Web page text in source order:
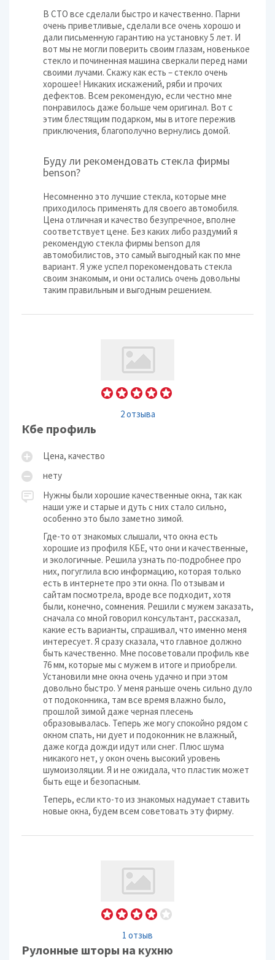
В СТО все сделали быстро и качественно. Парни
очень приветливые, сделали все очень хорошо и
дали письменную гарантию на установку 5 лет. И
вот мы не могли поверить своим глазам, новенькое
стекло и починенная машина сверкали перед нами
своими лучами. Скажу как есть – стекло очень
хорошее! Никаких искажений, ряби и прочих
дефектов. Всем рекомендую, если честно мне
понравилось даже больше чем оригинал. Вот с
этим блестящим подарком, мы в итоге пережив
приключения, благополучно вернулись домой.
Буду ли рекомендовать стекла фирмы
benson?
Несомненно это лучшие стекла, которые мне
приходилось применять для своего автомобиля.
Цена отличная и качество безупречное, вполне
соответствует цене. Без каких либо раздумий я
рекомендую стекла фирмы benson для
автомобилистов, это самый выгодный как по мне
вариант. Я уже успел порекомендовать стекла
своим знакомым, и они остались очень довольны
таким правильным и выгодным решением.
2 отзыва
Кбе профиль
Цена, качество
нету
Нужны были хорошие качественные окна, так как
наши уже и старые и дуть с них стало сильно,
особенно это было заметно зимой.
Где-то от знакомых слышали, что окна есть
хорошие из профиля КБЕ, что они и качественные,
и экологичные. Решила узнать по-подробнее про
них, погуглила всю информацию, которая только
есть в интернете про эти окна. По отзывам и
сайтам посмотрела, вроде все подходит, хотя
были, конечно, сомнения. Решили с мужем заказать,
сначала со мной говорил консультант, рассказал,
какие есть варианты, спрашивал, что именно меня
интересует. Я сразу сказала, что главное должно
быть качественно. Мне посоветовали профиль кве
76 мм, которые мы с мужем в итоге и приобрели.
Установили мне окна очень удачно и при этом
довольно быстро. У меня раньше очень сильно дуло
от подоконника, там все время влажно было,
прошлой зимой даже черная плесень
образовывалась. Теперь же могу спокойно рядом с
окном спать, ни дует и подоконник не влажный,
даже когда дожди идут или снег. Плюс шума
никакого нет, у окон очень высокий уровень
шумоизоляции. Я и не ожидала, что пластик может
быть еще и безопасным.
Теперь, если кто-то из знакомых надумает ставить
новые окна, будем всем советовать эту фирму.
1 отзыв
Рулонные шторы на кухню